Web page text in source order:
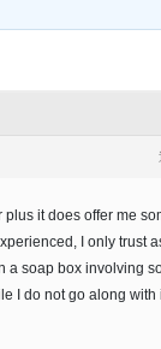
it does offer me
I only trust
a soap box involving
I do not go along with